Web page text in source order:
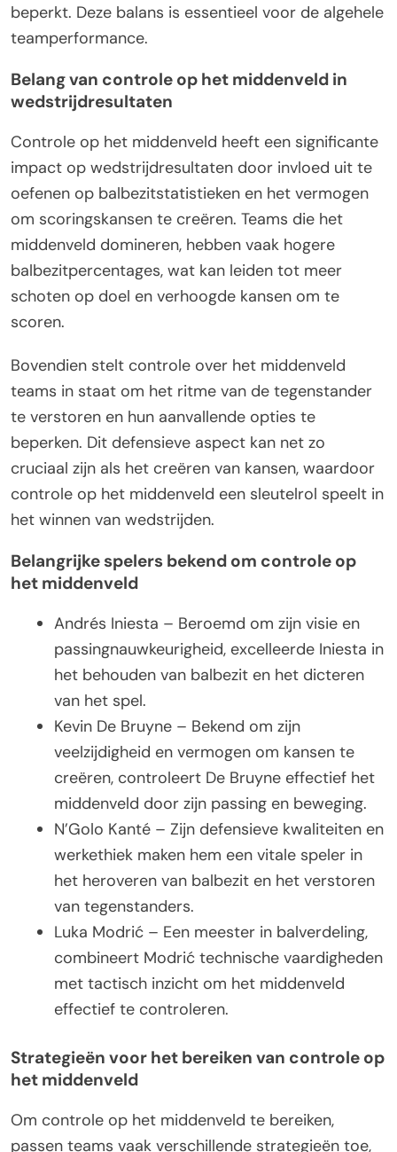
beperkt. Deze balans is essentieel voor de algehele
teamperformance.
Belang van controle op het middenveld in
wedstrijdresultaten
Controle op het middenveld heeft een significante
impact op wedstrijdresultaten door invloed uit te
oefenen op balbezitstatistieken en het vermogen
om scoringskansen te creëren. Teams die het
middenveld domineren, hebben vaak hogere
balbezitpercentages, wat kan leiden tot meer
schoten op doel en verhoogde kansen om te
scoren.
Bovendien stelt controle over het middenveld
teams in staat om het ritme van de tegenstander
te verstoren en hun aanvallende opties te
beperken. Dit defensieve aspect kan net zo
cruciaal zijn als het creëren van kansen, waardoor
controle op het middenveld een sleutelrol speelt in
het winnen van wedstrijden.
Belangrijke spelers bekend om controle op
het middenveld
Andrés Iniesta – Beroemd om zijn visie en
passingnauwkeurigheid, excelleerde Iniesta in
het behouden van balbezit en het dicteren
van het spel.
Kevin De Bruyne – Bekend om zijn
veelzijdigheid en vermogen om kansen te
creëren, controleert De Bruyne effectief het
middenveld door zijn passing en beweging.
N’Golo Kanté – Zijn defensieve kwaliteiten en
werkethiek maken hem een vitale speler in
het heroveren van balbezit en het verstoren
van tegenstanders.
Luka Modrić – Een meester in balverdeling,
combineert Modrić technische vaardigheden
met tactisch inzicht om het middenveld
effectief te controleren.
Strategieën voor het bereiken van controle op
het middenveld
Om controle op het middenveld te bereiken,
passen teams vaak verschillende strategieën toe,